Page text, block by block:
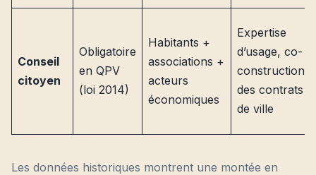
Conseil
citoyen
Obligatoire
en QPV
(loi 2014)
Habitants +
associations +
acteurs
économiques
Expertise
d’usage, co-
construction
des contrats
de ville
Les données historiques montrent une montée en